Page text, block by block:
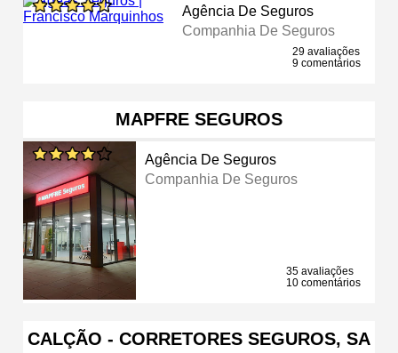
Agência De Seguros
Companhia De Seguros
29 avaliações
9 comentários
MAPFRE SEGUROS
Agência De Seguros
Companhia De Seguros
35 avaliações
10 comentários
CALÇÃO - CORRETORES SEGUROS, SA